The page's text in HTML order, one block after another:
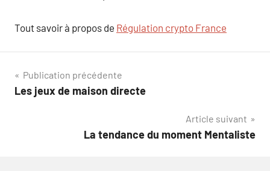
Tout savoir à propos de Régulation crypto France
Navigation
de
Publication précédente
Les jeux de maison directe
Article suivant
La tendance du moment Mentaliste